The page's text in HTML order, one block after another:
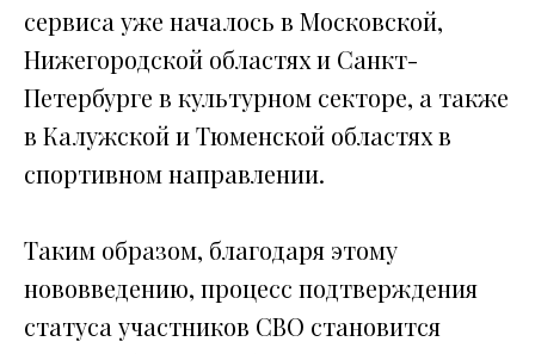
сервиса уже началось в Московской,
Нижегородской областях и Санкт-
Петербурге в культурном секторе, а также
в Калужской и Тюменской областях в
спортивном направлении.
Таким образом, благодаря этому
нововведению, процесс подтверждения
статуса участников СВО становится